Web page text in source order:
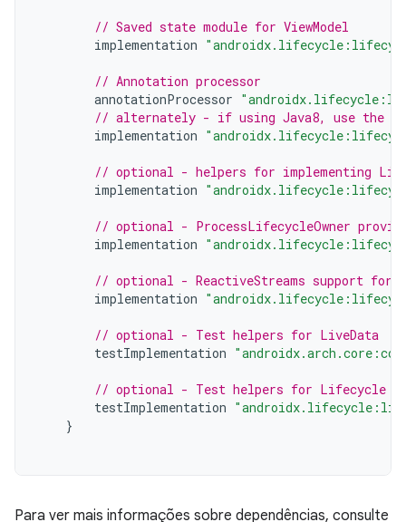
// Saved state module for ViewModel
implementation
// Annotation processor
annotationProcessor
// alternately - if using Java8, use the
implementation
// optional - helpers for implementing
implementation
// optional - ProcessLifecycleOwner
implementation
// optional - ReactiveStreams support for
implementation
// optional - Test helpers for LiveData
testImplementation
// optional - Test helpers for Lifecycle
testImplementation
}
Para ver mais informações sobre dependências, consulte